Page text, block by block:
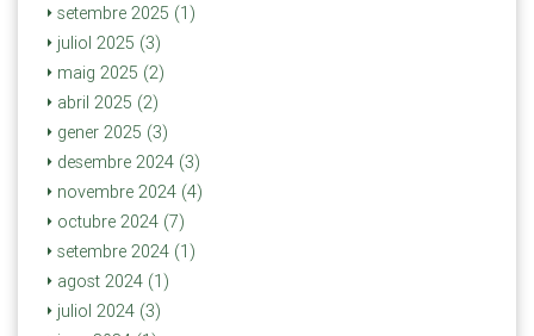
setembre 2025 (1)
juliol 2025 (3)
maig 2025 (2)
abril 2025 (2)
gener 2025 (3)
desembre 2024 (3)
novembre 2024 (4)
octubre 2024 (7)
setembre 2024 (1)
agost 2024 (1)
juliol 2024 (3)